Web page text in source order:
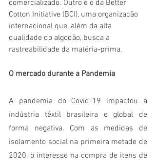
comercializado. Outro é o da Better
Cotton Initiative (BCI), uma organização
internacional que, além da alta
qualidade do algodão, busca a
rastreabilidade da matéria-prima.
O mercado durante a Pandemia
A pandemia do Covid-19 impactou a
indústria têxtil brasileira e global de
forma negativa. Com as medidas de
isolamento social na primeira metade de
2020, o interesse na compra de itens de